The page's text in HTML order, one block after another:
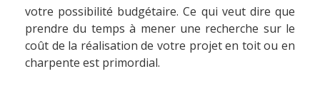
votre possibilité budgétaire. Ce qui veut dire que
prendre du temps à mener une recherche sur le
coût de la réalisation de votre projet en toit ou en
charpente est primordial.